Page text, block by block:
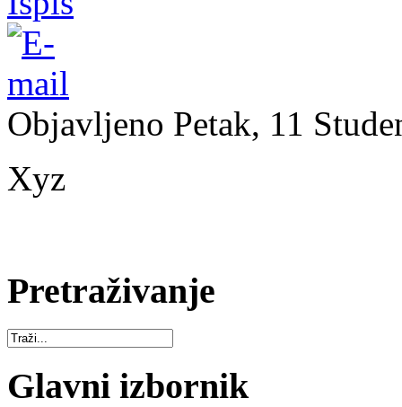
Objavljeno Petak, 11
Xyz
Pretraživanje
Glavni izbornik